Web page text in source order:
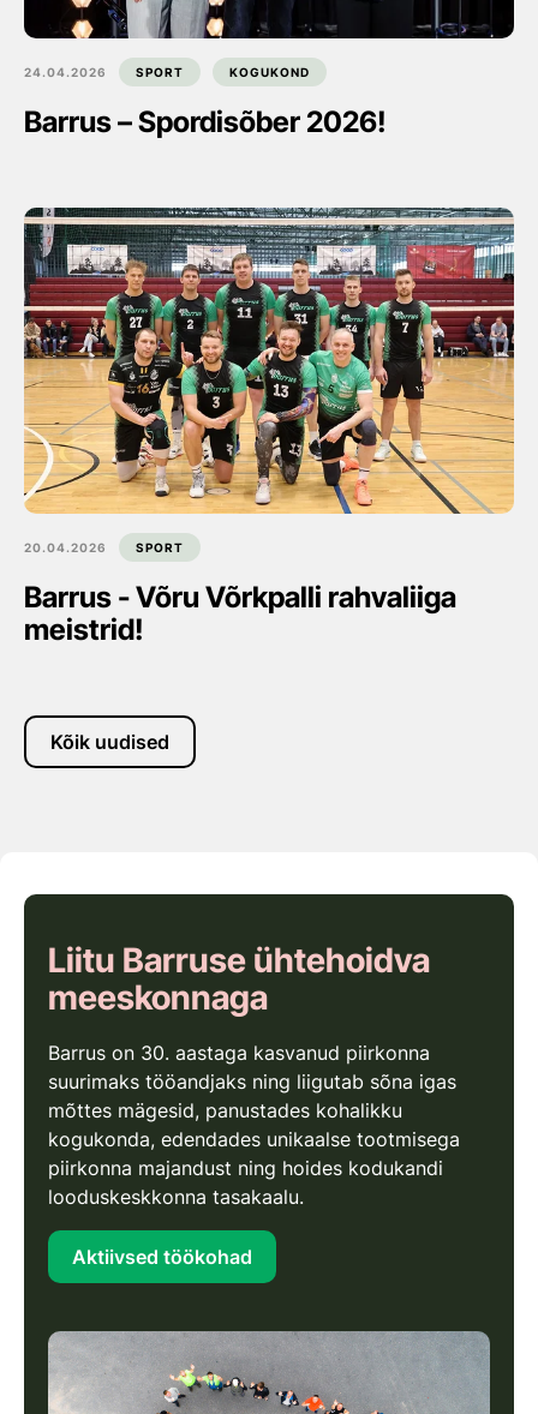
24.04.2026 SPORT KOGUKOND
Barrus – Spordisõber 2026!
20.04.2026 SPORT
Barrus - Võru Võrkpalli rahvaliiga
meistrid!
Kõik uudised
Liitu Barruse ühtehoidva
meeskonnaga
Barrus on 30. aastaga kasvanud piirkonna
suurimaks tööandjaks ning liigutab sõna igas
mõttes mägesid, panustades kohalikku
kogukonda, edendades unikaalse tootmisega
piirkonna majandust ning hoides kodukandi
looduskeskkonna tasakaalu.
Aktiivsed töökohad